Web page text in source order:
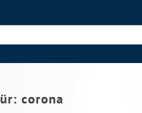
corona